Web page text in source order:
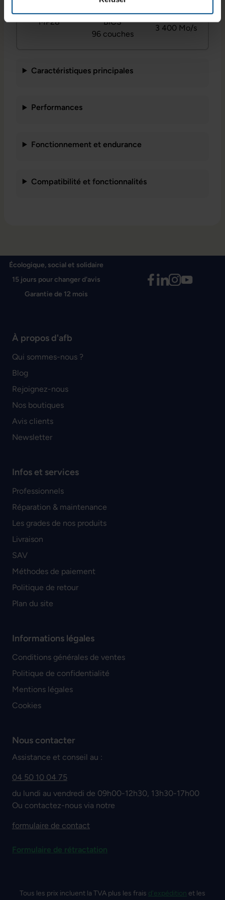
MP28
BiCS
96 couches
Jusqu’à
3 400 Mo/s
Caractéristiques principales
Performances
Fonctionnement et endurance
Compatibilité et fonctionnalités
Écologique, social et solidaire
15 jours pour changer d'avis
Garantie de 12 mois
À propos d'afb
Qui sommes-nous ?
Blog
Rejoignez-nous
Nos boutiques
Avis clients
Newsletter
Infos et services
Professionnels
Réparation & maintenance
Les grades de nos produits
Livraison
SAV
Méthodes de paiement
Politique de retour
Plan du site
Informations légales
Conditions générales de ventes
Politique de confidentialité
Mentions légales
Cookies
Nous contacter
Assistance et conseil au :
04 50 10 04 75
du lundi au vendredi de 09h00-12h30, 13h30-17h00
Ou contactez-nous via notre
formulaire de contact
Formulaire de rétractation
Tous les prix incluent la TVA plus les frais d'expédition et les